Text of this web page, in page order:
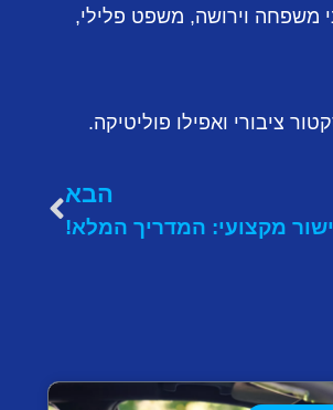
משפחה וירושה, משפט פלילי,
ציבורי ואפילו פוליטיקה.
הבא
מקצועי: המדריך המלא!